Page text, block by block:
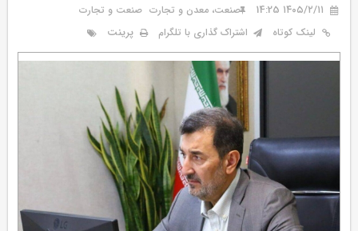
۱۴۰۵/۲/۱۱ 14:25 صنعت، معدن و تجارت صنعت و تجارت
لینک کوتاه
اشتراک گذاری با تلگرام پرینت